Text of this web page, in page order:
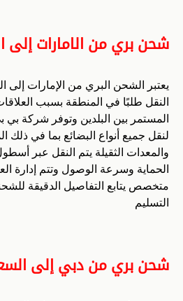
شحن بري من الامارات إلى
يعتبر الشحن البري من الإمارات إلى
النقل طلبًا في المنطقة بسبب العلاقات
المستمر بين البلدين وتوفر شركة بي
لنقل جميع أنواع البضائع بما في ذلك
والمعدات الثقيلة يتم النقل عبر
الحماية وسرعة الوصول وتتم إدارة
متخصص يتابع التفاصيل الدقيقة
التسليم
شحن بري من دبي إلى